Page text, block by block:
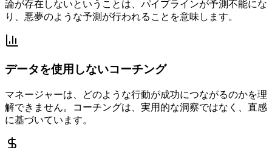
論が存在しないということは、パイプラインが予測不能にな
り、悪夢のような予測が行われることを意味します。
データを使用しないコーチング
マネージャーは、どのような行動が成功につながるのかを理
解できません。コーチングは、実用的な洞察ではなく、直感
に基づいています。